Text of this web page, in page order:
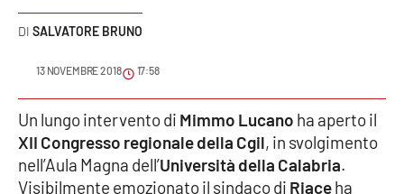
Meteo
Editoriali
SALVATORE BRUNO
13 NOVEMBRE 2018 17:58
Un lungo intervento di Mimmo Lucano ha aperto il
XII Congresso regionale della Cgil, in svolgimento
nell’Aula Magna dell’Università della Calabria.
Visibilmente emozionato il sindaco di Riaceha